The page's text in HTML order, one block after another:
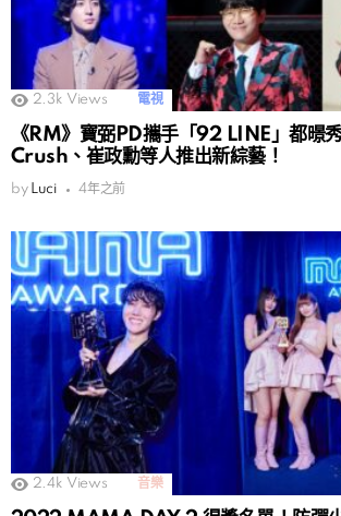
2.3k Views 電視
《RM》寶弼PD攜手「92 LINE」都暻
Crush、崔政勳等人推出新綜藝！
by Luci 4年之前
2.4k Views 音樂